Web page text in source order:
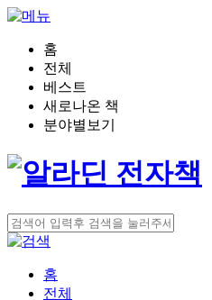
홈
전체
베스트
새로나온 책
분야별보기
홈
전체